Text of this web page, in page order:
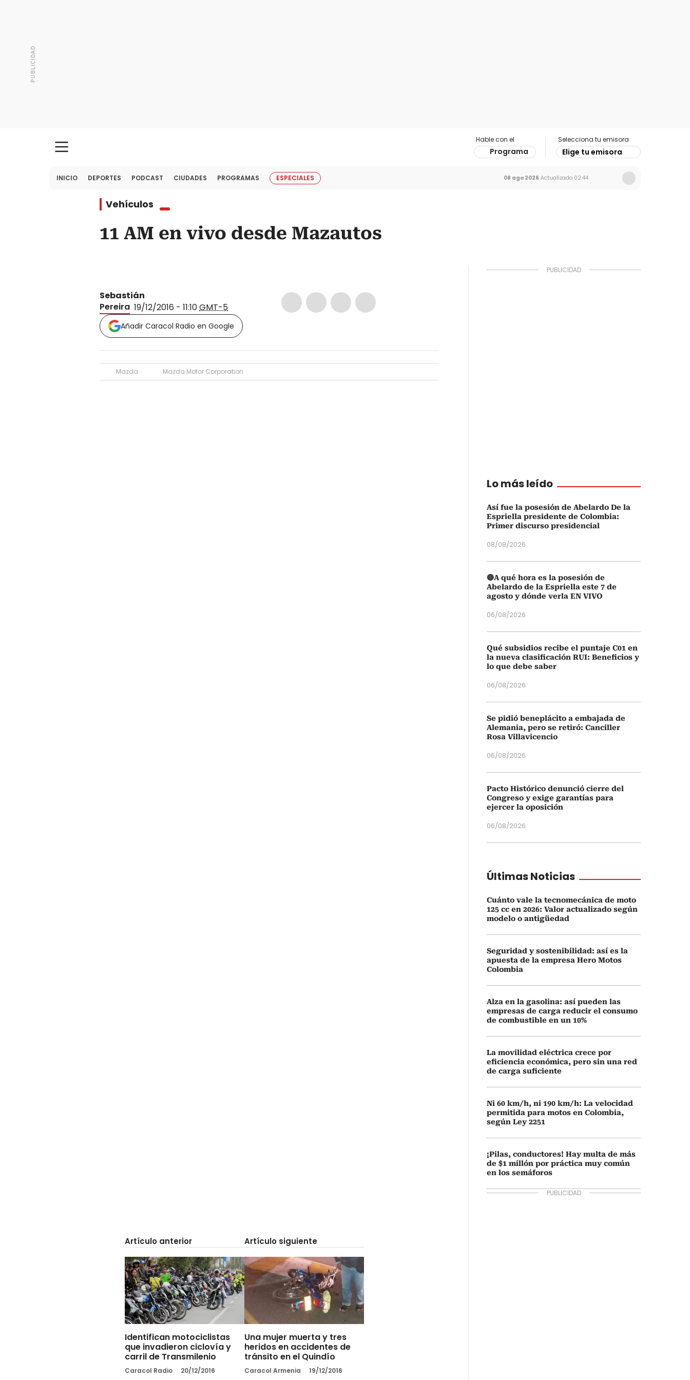
Hable con el
Programa
Selecciona tu emisora
Elige tu emisora
INICIO DEPORTES PODCAST CIUDADES PROGRAMAS ESPECIALES 08 ago 2026 Actualizado 02:44
Vehículos
11 AM en vivo desde Mazautos
Sebastián
Pereira 19/12/2016 - 11:10GMT-5
Añadir Caracol Radio en Google
Mazda Mazda Motor Corporation
Artículo anterior
Identifican motociclistas
que invadieron ciclovía y
carril de Transmilenio
Caracol Radio 20/12/2016
Artículo siguiente
Una mujer muerta y tres
heridos en accidentes de
tránsito en el Quindío
Caracol Armenia 19/12/2016
Lo más leído
Así fue la posesión de Abelardo De la
Espriella presidente de Colombia:
Primer discurso presidencial
08/08/2026
🔴A qué hora es la posesión de
Abelardo de la Espriella este 7 de
agosto y dónde verla EN VIVO
06/08/2026
Qué subsidios recibe el puntaje C01 en
la nueva clasificación RUI: Beneficios y
lo que debe saber
06/08/2026
Se pidió beneplácito a embajada de
Alemania, pero se retiró: Canciller
Rosa Villavicencio
06/08/2026
Pacto Histórico denunció cierre del
Congreso y exige garantías para
ejercer la oposición
06/08/2026
Últimas Noticias
Cuánto vale la tecnomecánica de moto
125 cc en 2026: Valor actualizado según
modelo o antigüedad
Seguridad y sostenibilidad: así es la
apuesta de la empresa Hero Motos
Colombia
Alza en la gasolina: así pueden las
empresas de carga reducir el consumo
de combustible en un 10%
La movilidad eléctrica crece por
eficiencia económica, pero sin una red
de carga suficiente
Ni 60 km/h, ni 190 km/h: La velocidad
permitida para motos en Colombia,
según Ley 2251
¡Pilas, conductores! Hay multa de más
de $1 millón por práctica muy común
en los semáforos